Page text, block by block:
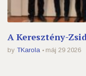
A Keresztény-
by TKarola máj 29 2026